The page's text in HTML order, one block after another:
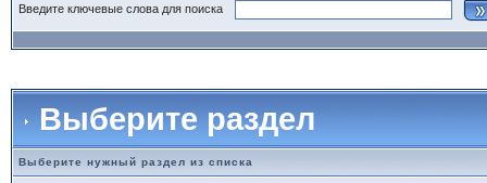
Введите ключевые слова для поиска
Выберите раздел
Выберите нужный раздел из списка